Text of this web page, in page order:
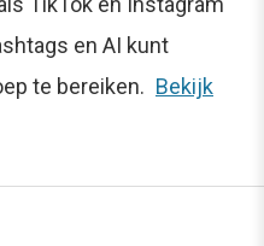
en AI kunt
te bereiken. Bekijk